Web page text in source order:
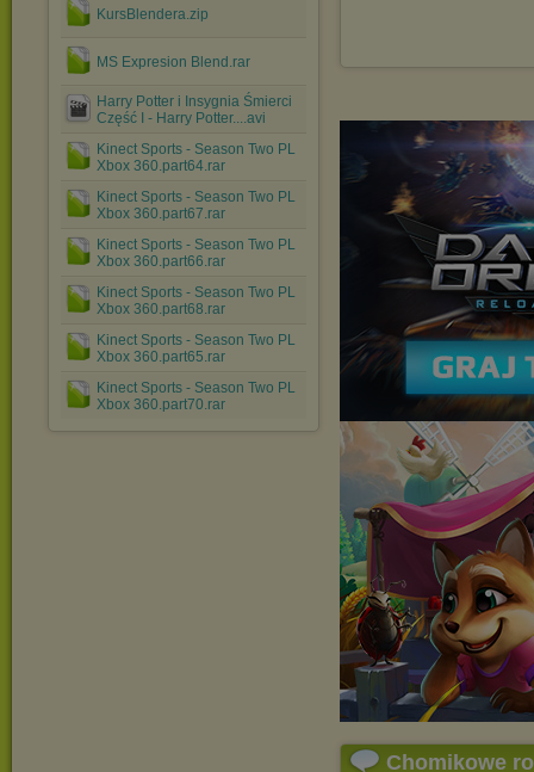
KursBlendera.zip
MS Expresion Blend.rar
Harry Potter i Insygnia Śmierci
Część I - Harry Potter....avi
Kinect Sports - Season Two PL
Xbox 360.part64.rar
Kinect Sports - Season Two PL
Xbox 360.part67.rar
Kinect Sports - Season Two PL
Xbox 360.part66.rar
Kinect Sports - Season Two PL
Xbox 360.part68.rar
Kinect Sports - Season Two PL
Xbox 360.part65.rar
Kinect Sports - Season Two PL
Xbox 360.part70.rar
Chomikowe